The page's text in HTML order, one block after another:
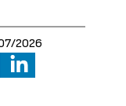
2026